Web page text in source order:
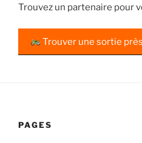
Trouvez un partenaire pour
Trouver une sortie
PAGES